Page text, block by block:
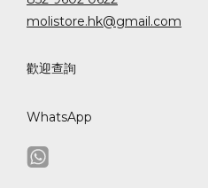
molistore.hk@gmail.com
歡迎查詢
WhatsApp